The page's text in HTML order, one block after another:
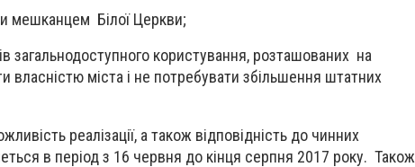
мешканцем Білої Церкви;
загальнодоступного користування, розташованих на
власністю міста і не потребувати збільшення штатних
реалізації, а також відповідність до чинних
в період з 16 червня до кінця серпня 2017 року. Також